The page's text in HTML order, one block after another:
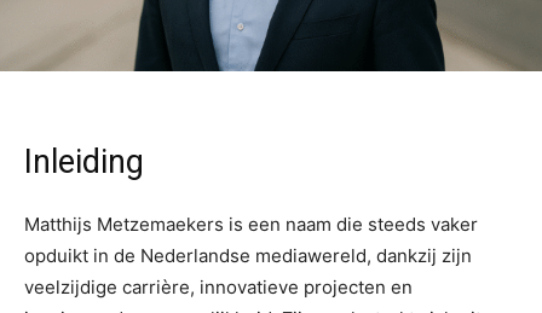
Inleiding
Matthijs Metzemaekers is een naam die steeds vaker
opduikt in de Nederlandse mediawereld, dankzij zijn
veelzijdige carrière, innovatieve projecten en